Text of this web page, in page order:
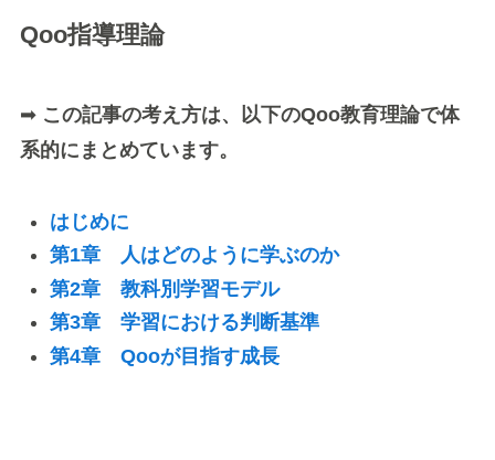
Qoo指導理論
➡ この記事の考え方は、以下のQoo教育理論で体
系的にまとめています。
はじめに
第1章 人はどのように学ぶのか
第2章 教科別学習モデル
第3章 学習における判断基準
第4章 Qooが目指す成長